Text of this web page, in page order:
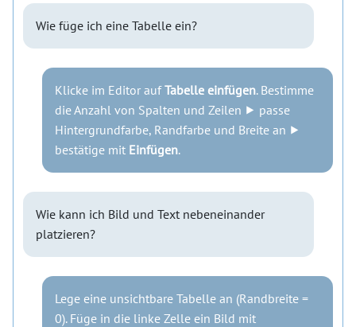
Wie füge ich eine Tabelle ein?
Klicke im Editor aufTabelle einfügen. Bestimme
die Anzahl von Spalten und Zeilen ⯈ passe
Hintergrundfarbe, Randfarbe und Breite an ⯈
bestätige mit Einfügen.
Wie kann ich Bild und Text nebeneinander
platzieren?
Lege eine unsichtbare Tabelle an (Randbreite =
0). Füge in die linke Zelle ein Bild mit